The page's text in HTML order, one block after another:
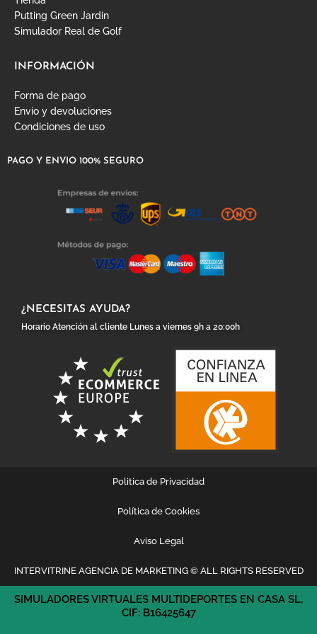
Putting Green Jardin
Simulador Real de Golf
INFORMACIÓN
Forma de pago
Envio y devoluciones
Condiciones de uso
PAGO Y ENVIO 100% SEGURO
¿NECESITAS AYUDA?
Horario Atención al cliente Lunes a viernes 9h a 20:00h
Politica de Privacidad
Política de Cookies
Aviso Legal
INTERVITRINE AGENCIA DE MARKETING © ALL RIGHTS RESERVED
SIMULADORES VIRTUALES MULTIDEPORTES EN CASA SL,
CIF: B16425647